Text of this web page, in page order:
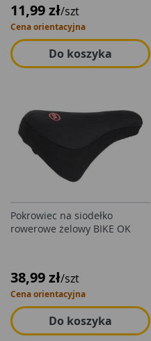
11,99 zł/szt
Cena orientacyjna
Do koszyka
Pokrowiec na siodełko
rowerowe żelowy BIKE OK
38,99 zł/szt
Cena orientacyjna
Do koszyka